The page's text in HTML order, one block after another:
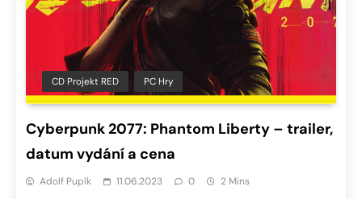
CD Projekt RED PC Hry
Cyberpunk 2077: Phantom Liberty – trailer,
datum vydání a cena
Adolf Pupík 11.06.2023 0 2 Mins